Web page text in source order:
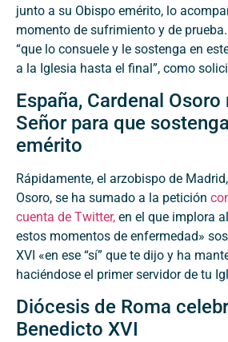
junto a su Obispo emérito, lo
momento de sufrimiento y de
“que lo consuele y le sostenga en
a la Iglesia hasta el final”, como
España, Cardenal Osoro
Señor para que
emérito
Rápidamente, el arzobispo de
Osoro, se ha sumado a la petición
cuenta de Twitter, en el que implora
estos momentos de enfermedad»
XVI «en ese “sí” que te dijo y ha
haciéndose el primer servidor de tu
Diócesis de Roma
Benedicto XVI